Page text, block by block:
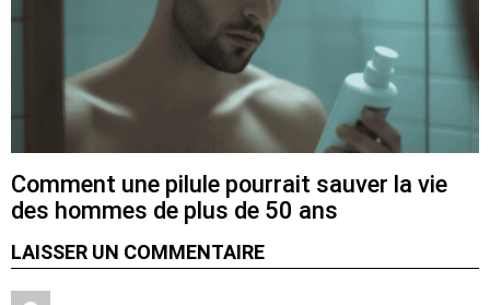
Comment une pilule pourrait sauver la vie
des hommes de plus de 50 ans
LAISSER UN COMMENTAIRE